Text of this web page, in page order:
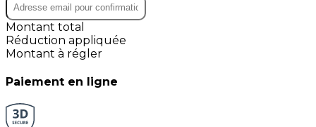
Montant total
Réduction appliquée
Montant à régler
Paiement en ligne